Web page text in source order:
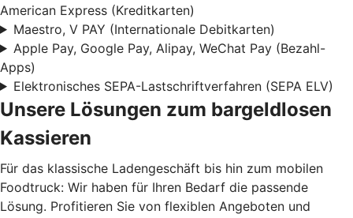
American Express (Kreditkarten)
Maestro, V PAY (Internationale Debitkarten)
Apple Pay, Google Pay, Alipay, WeChat Pay (Bezahl-
Apps)
Elektronisches SEPA-Lastschriftverfahren (SEPA ELV)
Unsere Lösungen zum bargeldlosen
Kassieren
Für das klassische Ladengeschäft bis hin zum mobilen
Foodtruck: Wir haben für Ihren Bedarf die passende
Lösung. Profitieren Sie von flexiblen Angeboten und